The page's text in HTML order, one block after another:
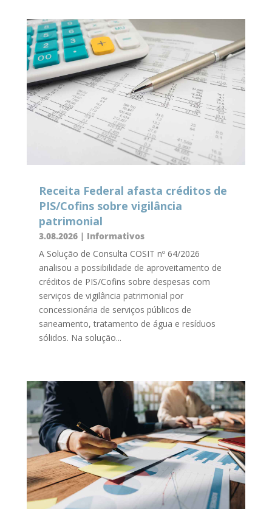
Receita Federal afasta créditos de
PIS/Cofins sobre vigilância
patrimonial
3.08.2026| Informativos
A Solução de Consulta COSIT nº 64/2026
analisou a possibilidade de aproveitamento de
créditos de PIS/Cofins sobre despesas com
serviços de vigilância patrimonial por
concessionária de serviços públicos de
saneamento, tratamento de água e resíduos
sólidos. Na solução...